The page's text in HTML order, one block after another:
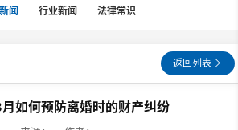
闻 行业新闻 法律常识
返回列表
如何预防离婚时的财产纠纷